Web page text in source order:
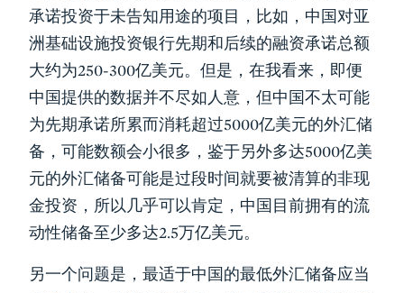
承诺投资于未告知用途的项目，比如，中国对亚
洲基础设施投资银行先期和后续的融资承诺总额
大约为250-300亿美元。但是，在我看来，即便
中国提供的数据并不尽如人意，但中国不太可能
为先期承诺所累而消耗超过5000亿美元的外汇储
备，可能数额会小很多，鉴于另外多达5000亿美
元的外汇储备可能是过段时间就要被清算的非现
金投资，所以几乎可以肯定，中国目前拥有的流
动性储备至少多达2.5万亿美元。
另一个问题是，最适于中国的最低外汇储备应当